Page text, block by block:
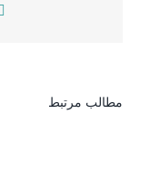
مطالب مرتبط